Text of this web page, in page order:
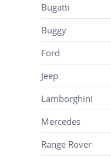
Bugatti
Buggy
Ford
Jeep
Lamborghini
Mercedes
Range Rover